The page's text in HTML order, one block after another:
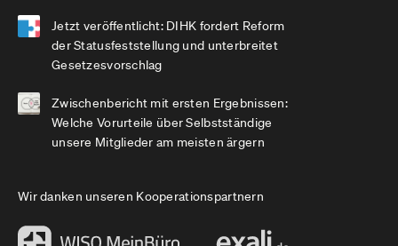
Jetzt veröffentlicht: DIHK fordert Reform
der Statusfeststellung und unterbreitet
Gesetzesvorschlag
Zwischenbericht mit ersten Ergebnissen:
Welche Vorurteile über Selbstständige
unsere Mitglieder am meisten ärgern
Wir danken unseren Kooperationspartnern